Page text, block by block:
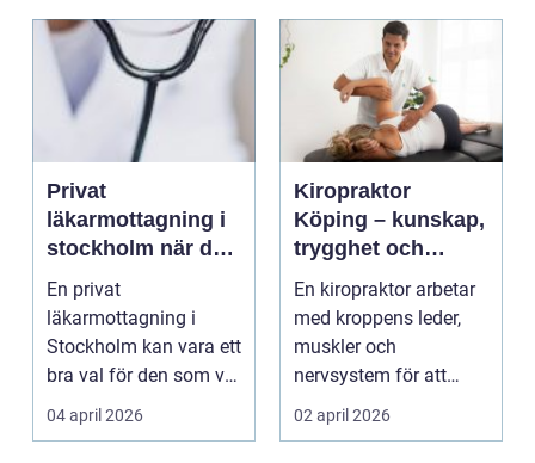
Privat
läkarmottagning i
stockholm när du
vill ha tid, trygghet
och specialistvård
En privat
läkarmottagning i
Stockholm kan vara ett
bra val för den som vill
träffa en erfaren
specia...
04 april 2026
Kiropraktor
Köping – kunskap,
trygghet och
behandling som
gör skillnad
En kiropraktor arbetar
med kroppens leder,
muskler och
nervsystem för att
minska smärta, f...
02 april 2026